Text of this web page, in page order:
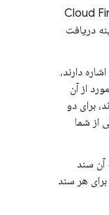
Cloud
دریافت
دارند،
از آن
برای دو
از شما
آن سند
هر سند